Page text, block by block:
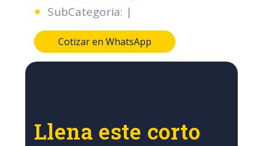
SubCategoria: |
Cotizar en WhatsApp
Llena este corto